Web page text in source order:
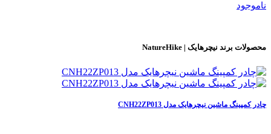
ناموجود
محصولات برند نیچرهایک | NatureHike
چادر کمپینگ ماشین نیچرهایک مدل CNH22ZP013